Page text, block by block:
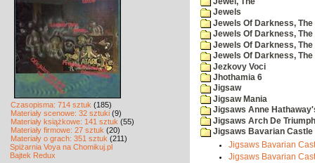
Czasopisma: 714 sztuk (185)
Materiały scenowe: 32 sztuki (9)
Materiały książkowe: 141 sztuk (55)
Materiały firmowe: 27 sztuk (20)
Materiały o grach: 351 sztuk (211)
Spiżarnia Voya na Chomikuj.pl
Bajtek Redux
Jewels
Jewels Of Darkness, The
Jewels Of Darkness,
Jewels Of Darkness,
Jewels Of Darkness,
Jezkovy Voci
Jhothamia 6
Jigsaw
Jigsaw Mania
Jigsaws Anne
Jigsaws Arch De Triumph
Jigsaws Bavarian Castle
Jigsaws Bavarian
Jigsaws Bavarian